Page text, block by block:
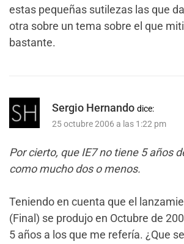
estas pequeñas sutilezas las que
otra sobre un tema sobre el que
bastante.
Sergio Hernando dice:
25 octubre 2006 a las 1:22 pm
Por cierto, que IE7 no tiene 5 años
como mucho dos o menos.
Teniendo en cuenta que el
(Final) se produjo en Octubre de
5 años a los que me refería. ¿Que